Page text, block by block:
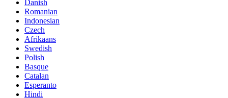
Danish
Romanian
Indonesian
Czech
Afrikaans
Swedish
Polish
Basque
Catalan
Esperanto
Hindi